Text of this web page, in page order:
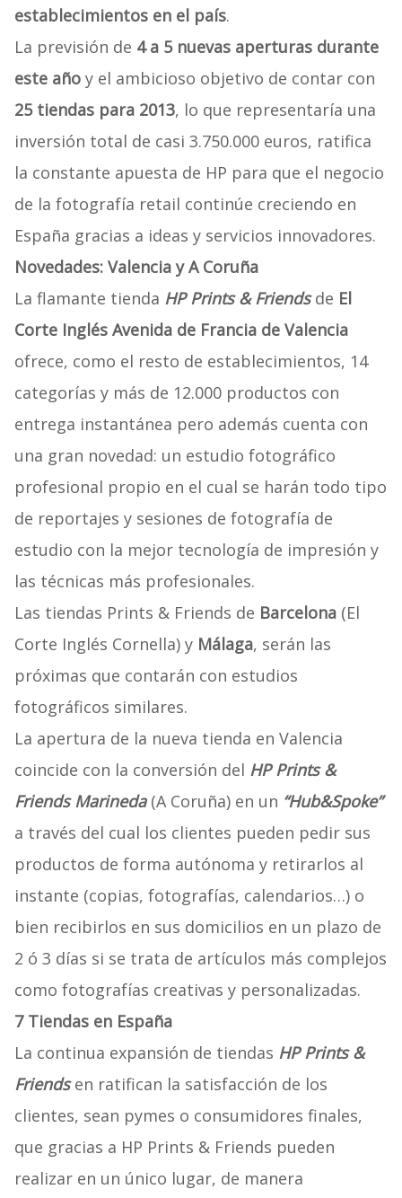
establecimientos en el país.
La previsión de 4 a 5 nuevas aperturas durante
este añoy el ambicioso objetivo de contar con
25 tiendas para 2013, lo que representaría una
inversión total de casi 3.750.000 euros, ratifica
la constante apuesta de HP para que el negocio
de la fotografía retail continúe creciendo en
España gracias a ideas y servicios innovadores.
Novedades: Valencia y A Coruña
La flamante tienda HP Prints & Friendsde El
Corte Inglés Avenida de Francia de Valencia
ofrece, como el resto de establecimientos, 14
categorías y más de 12.000 productos con
entrega instantánea pero además cuenta con
una gran novedad: un estudio fotográfico
profesional propio en el cual se harán todo tipo
de reportajes y sesiones de fotografía de
estudio con la mejor tecnología de impresión y
las técnicas más profesionales.
Las tiendas Prints & Friends de Barcelona(El
Corte Inglés Cornella) yMálaga, serán las
próximas que contarán con estudios
fotográficos similares.
La apertura de la nueva tienda en Valencia
coincide con la conversión del HP Prints &
Friends Marineda(A Coruña) en un “Hub&Spoke”
a través del cual los clientes pueden pedir sus
productos de forma autónoma y retirarlos al
instante (copias, fotografías, calendarios…) o
bien recibirlos en sus domicilios en un plazo de
2 ó 3 días si se trata de artículos más complejos
como fotografías creativas y personalizadas.
7 Tiendas en España
La continua expansión de tiendas HP Prints &
Friendsen ratifican la satisfacción de los
clientes, sean pymes o consumidores finales,
que gracias a HP Prints & Friends pueden
realizar en un único lugar, de manera